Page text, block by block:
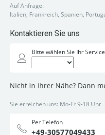
Auf Anfrage:
Italien, Frankreich, Spanien,
Kontaktieren Sie uns
Bitte wählen Sie Ihr
Nicht in Ihrer Nähe? Dann
Sie erreichen uns: Mo-Fr 9-18 Uhr
Per Telefon
+49-30577049433